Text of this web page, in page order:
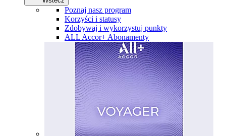
Poznaj nasz program
Korzyści i statusy
Zdobywaj i wykorzystuj punkty
ALL Accor+ Abonamenty